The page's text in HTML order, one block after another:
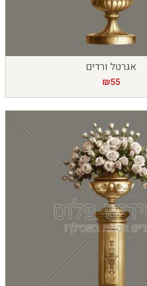
אגרטל ורדים
₪55